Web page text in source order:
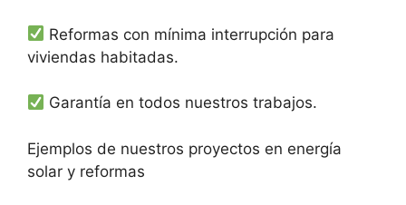
Reformas con mínima interrupción para
viviendas habitadas.
Garantía en todos nuestros trabajos.
Ejemplos de nuestros proyectos en energía
solar y reformas